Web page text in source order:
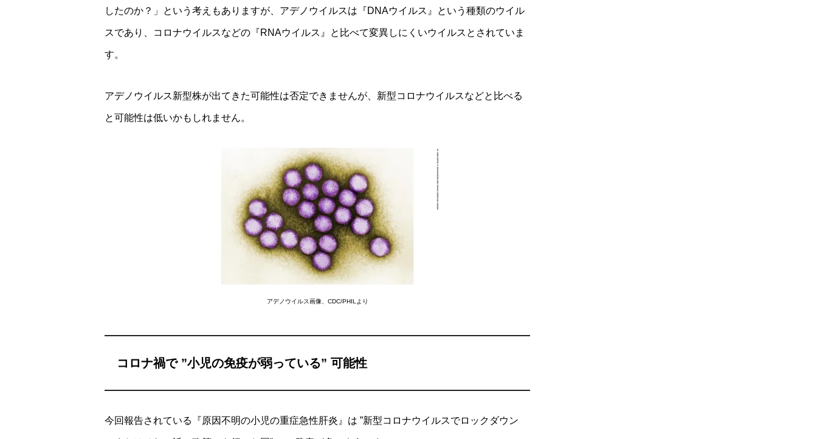
したのか？」という考えもありますが、アデノウイルスは『DNAウイルス』という種類のウイル
スであり、コロナウイルスなどの『RNAウイルス』と比べて変異しにくいウイルスとされていま
す。
アデノウイルス新型株が出てきた可能性は否定できませんが、新型コロナウイルスなどと比べる
と可能性は低いかもしれません。
アデノウイルス画像、CDC/PHILより
コロナ禍で ”小児の免疫が弱っている” 可能性
今回報告されている『原因不明の小児の重症急性肝炎』は ”新型コロナウイルスでロックダウン